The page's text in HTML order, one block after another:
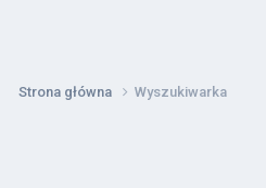
Strona główna Wyszukiwarka